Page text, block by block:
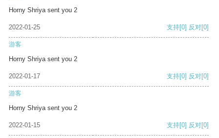
Horny Shriya sent you 2
2022-01-25 支持[0] 反对[0]
游客
Horny Shriya sent you 2
2022-01-17 支持[0] 反对[0]
游客
Horny Shriya sent you 2
2022-01-15 支持[0] 反对[0]